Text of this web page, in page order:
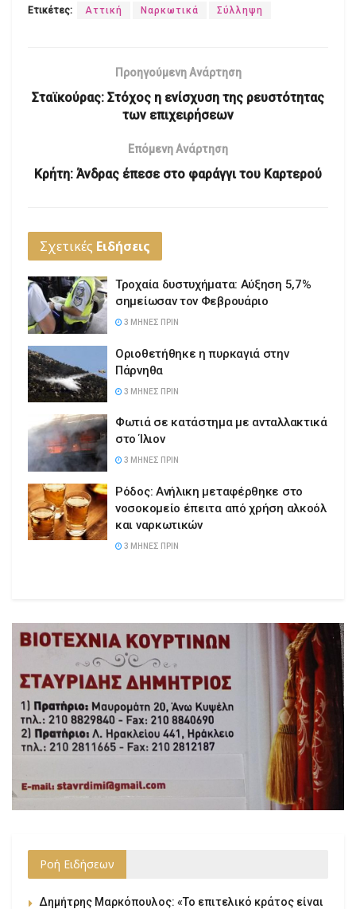
Ετικέτες: Αττική Ναρκωτικά Σύλληψη
Προηγούμενη Ανάρτηση
Σταϊκούρας: Στόχος η ενίσχυση της ρευστότητας
των επιχειρήσεων
Επόμενη Ανάρτηση
Κρήτη: Άνδρας έπεσε στο φαράγγι του Καρτερού
Σχετικές Ειδήσεις
Τροχαία δυστυχήματα: Αύξηση 5,7%
σημείωσαν τον Φεβρουάριο
3 ΜΉΝΕΣ ΠΡΙΝ
Οριοθετήθηκε η πυρκαγιά στην
Πάρνηθα
3 ΜΉΝΕΣ ΠΡΙΝ
Φωτιά σε κατάστημα με ανταλλακτικά
στο Ίλιον
3 ΜΉΝΕΣ ΠΡΙΝ
Ρόδος: Ανήλικη μεταφέρθηκε στο
νοσοκομείο έπειτα από χρήση αλκοόλ
και ναρκωτικών
3 ΜΉΝΕΣ ΠΡΙΝ
Ροή Ειδήσεων
Δημήτρης Μαρκόπουλος: «Το επιτελικό κράτος είναι